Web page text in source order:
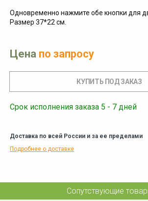
Одновременно нажмите обе кнопки для
Размер 37*22 см.
Цена по запросу
Срок исполнения заказа 5 - 7 дней
Доставка по всей России и за ее пределами
Подробнее о доставке
Сопутствующие